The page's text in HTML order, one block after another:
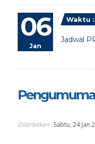
06
Jan
Waktu :
Jadwal
Diterbitkan :Sabtu, 24 Jan